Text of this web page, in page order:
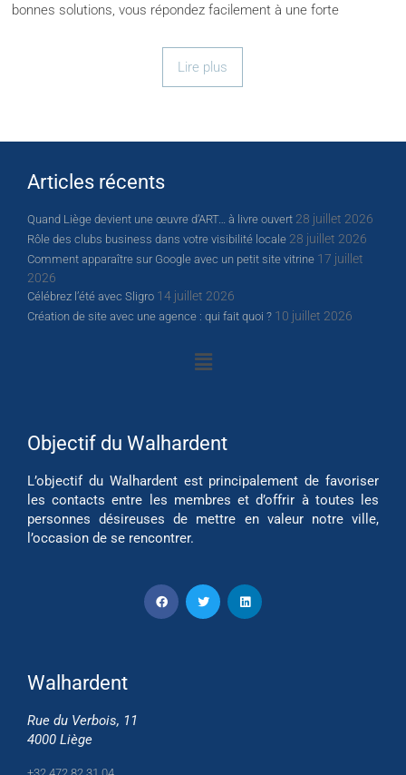
bonnes solutions, vous répondez facilement à une forte
Lire plus
Articles récents
Quand Liège devient une œuvre d’ART… à livre ouvert 28 juillet 2026
Rôle des clubs business dans votre visibilité locale 28 juillet 2026
Comment apparaître sur Google avec un petit site vitrine 17 juillet
2026
Célébrez l’été avec Sligro 14 juillet 2026
Création de site avec une agence : qui fait quoi ? 10 juillet 2026
Objectif du Walhardent
L’objectif du Walhardent est principalement de favoriser
les contacts entre les membres et d’offrir à toutes les
personnes désireuses de mettre en valeur notre ville,
l’occasion de se rencontrer.
Walhardent
Rue du Verbois, 11
4000 Liège